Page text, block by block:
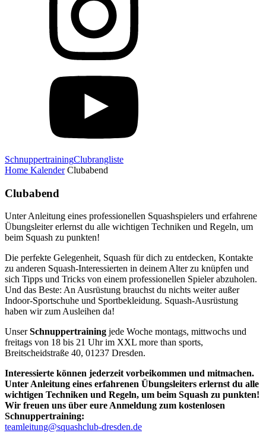
SchnuppertrainingClubrangliste
Home Kalender Clubabend
Clubabend
Unter Anleitung eines professionellen Squashspielers und erfahrene
Übungsleiter erlernst du alle wichtigen Techniken und Regeln, um
beim Squash zu punkten!
Die perfekte Gelegenheit, Squash für dich zu entdecken, Kontakte
zu anderen Squash-Interessierten in deinem Alter zu knüpfen und
sich Tipps und Tricks von einem professionellen Spieler abzuholen.
Und das Beste: An Ausrüstung brauchst du nichts weiter außer
Indoor-Sportschuhe und Sportbekleidung. Squash-Ausrüstung
haben wir zum Ausleihen da!
UnserSchnuppertraining jede Woche montags, mittwochs und
freitags von 18 bis 21 Uhr im XXL more than sports,
Breitscheidstraße 40, 01237 Dresden.
Interessierte können jederzeit vorbeikommen und mitmachen.
Unter Anleitung eines erfahrenen Übungsleiters erlernst du alle
wichtigen Techniken und Regeln, um beim Squash zu punkten!
Wir freuen uns über eure Anmeldung zum kostenlosen
Schnuppertraining:
teamleitung@squashclub-dresden.de